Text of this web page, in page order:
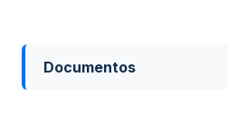
Documentos